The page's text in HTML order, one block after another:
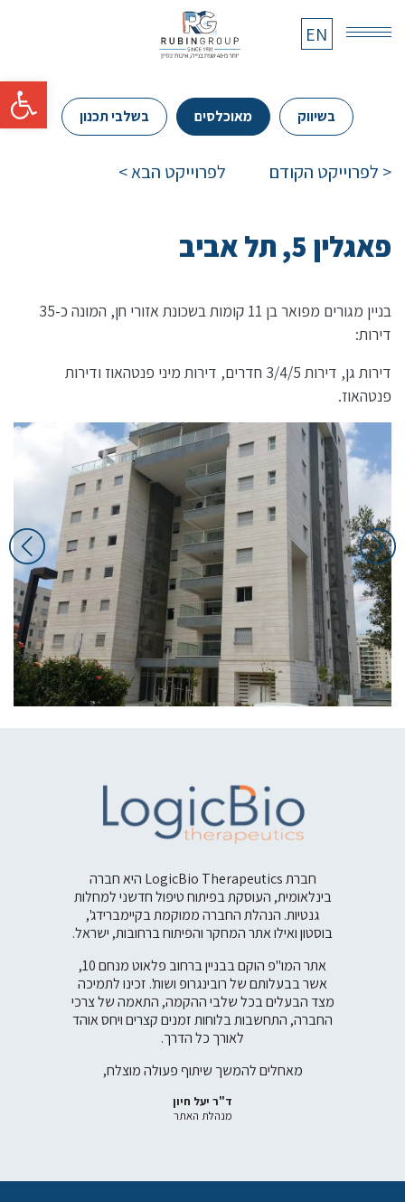
EN
EN
בשיווק מאוכלסים בשלבי תכנון
Post navigation
< לפרוייקט הקודם לפרוייקט הבא >
פאגלין 5, תל אביב
בניין מגורים מפואר בן 11 קומות בשכונת אזורי חן, המונה כ-35
דירות:
דירות גן, דירות 3/4/5 חדרים, דירות מיני פנטהאוז ודירות
פנטהאוז.
חברת LogicBio Therapeutics היא חברה
בינלאומית, העוסקת בפיתוח טיפול חדשני למחלות
גנטיות. הנהלת החברה ממוקמת בקיימברידג',
בוסטון ואילו אתר המחקר והפיתוח ברחובות, ישראל.
אתר המו"פ הוקם בבניין ברחוב פלאוט מנחם 10,
אשר בבעלותם שלרובינגרופ ושות'. זכינו לתמיכה
מצד הבעלים בכל שלבי ההקמה, התאמה של צרכי
החברה, התחשבות בלוחות זמנים קצרים ויחס אוהד
לאורך כל הדרך.
מאחלים להמשך שיתוף פעולה מוצלח,
ד"ר יעל חיון
מנהלת האתר